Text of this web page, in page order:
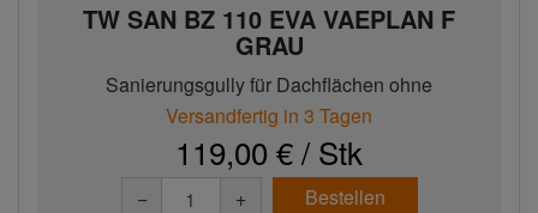
TW SAN BZ 110 EVA VAEPLAN F
GRAU
Sanierungsgully für Dachflächen ohne
Wärmedämmschicht mit EV...
Versandfertig in 3 Tagen
119,00 € / Stk
− + Bestellen